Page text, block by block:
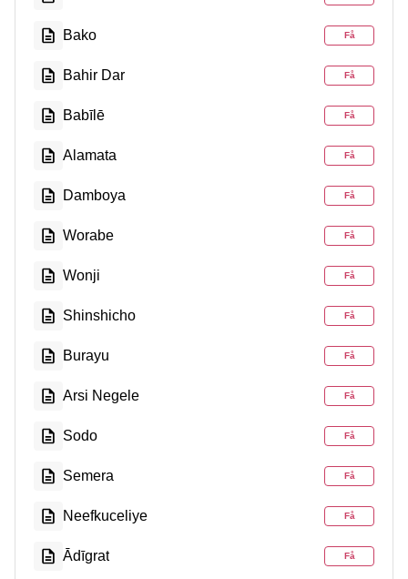
Bako Få
Bahir Dar Få
Babīlē Få
Alamata Få
Damboya Få
Worabe Få
Wonji Få
Shinshicho Få
Burayu Få
Arsi Negele Få
Sodo Få
Semera Få
Neefkuceliye Få
Ādīgrat Få